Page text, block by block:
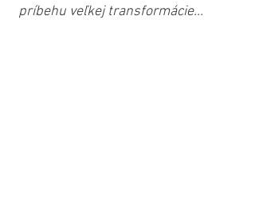
príbehu veľkej transformácie...